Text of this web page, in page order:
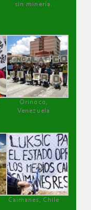
sin minería.
Orinoco,
Venezuela
Caimanes, Chile